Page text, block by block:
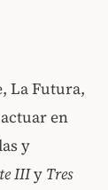
La Futura,
en
y
IIIy Tres